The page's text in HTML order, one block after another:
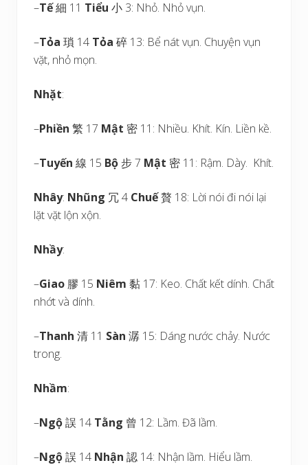
–Tế細 11 Tiểu 小 3: Nhỏ. Nhỏ vụn.
–Tỏa 瑣 14 Tỏa 碎 13: Bể nát vụn. Chuyện vụn
vặt, nhỏ mọn.
Nhặt:
–Phiền 繁 17 Mật 密 11: Nhiều. Khít. Kín. Liền kề.
–Tuyến 線 15 Bộ 步 7 Mật 密 11: Rậm. Dày. Khít.
Nhây: Nhũng 冗 4 Chuế贅 18: Lời nói đi nói lại
lặt vặt lộn xộn.
Nhầy:
–Giao 膠 15 Niêm 黏 17: Keo. Chất kết dính. Chất
nhớt và dính.
–Thanh 清 11 Sàn 潺 15: Dáng nước chảy. Nước
trong.
Nhầm:
–Ngộ誤 14 Tằng 曾 12: Lầm. Đã lầm.
–Ngộ誤 14 Nhận 認 14: Nhận lầm. Hiểu lầm.